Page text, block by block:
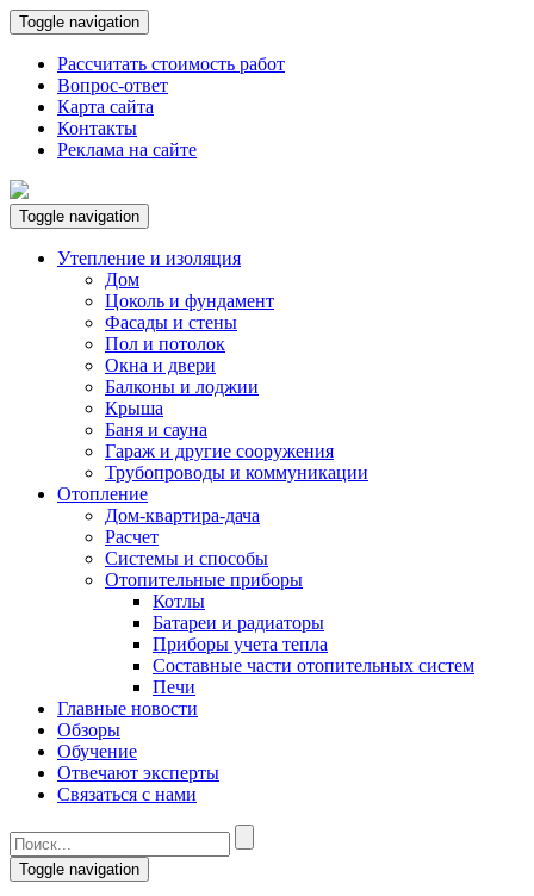
Toggle navigation
Рассчитать стоимость работ
Вопрос-ответ
Карта сайта
Контакты
Реклама на сайте
Toggle navigation
Утепление и изоляция
Дом
Цоколь и фундамент
Фасады и стены
Пол и потолок
Окна и двери
Балконы и лоджии
Крыша
Баня и сауна
Гараж и другие сооружения
Трубопроводы и коммуникации
Отопление
Дом-квартира-дача
Расчет
Системы и способы
Отопительные приборы
Котлы
Батареи и радиаторы
Приборы учета тепла
Составные части отопительных систем
Печи
Главные новости
Обзоры
Обучение
Отвечают эксперты
Связаться с нами
Toggle navigation